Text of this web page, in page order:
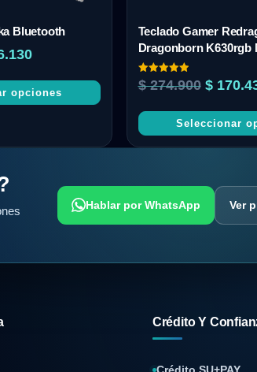
Bluetooth
opciones
Teclado Gamer
Dragonborn K630rgb
Valorado
con
de 5
$274.900 $
Seleccionar
Hablar por WhatsApp Ver
Crédito Y